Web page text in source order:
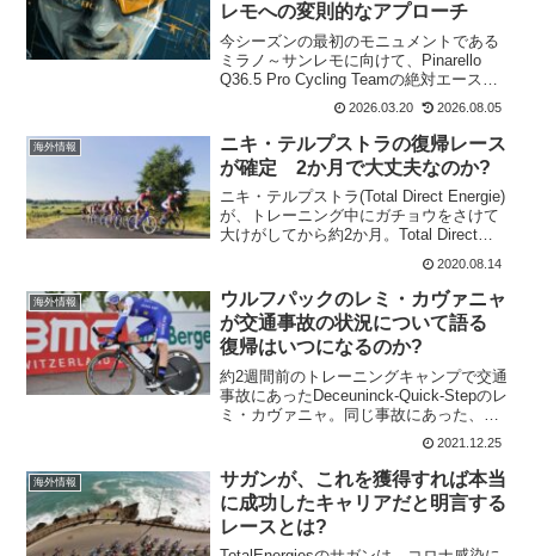
レモへの変則的なアプローチ
今シーズンの最初のモニュメントである
ミラノ～サンレモに向けて、Pinarello
Q36.5 Pro Cycling Teamの絶対エースと
して臨むトム・ピドコック。トム・ピド
コックは、パリ～ニースやティレーノ～
アドリアティコを経由するとい...
2026.03.20 2026.08.05
海外情報
ニキ・テルプストラの復帰レース
が確定 2か月で大丈夫なのか?
ニキ・テルプストラ(Total Direct Energie)
が、トレーニング中にガチョウをさけて
大けがしてから約2か月。Total Direct
Energieのエースであるニキ・テルプスト
ラは、ベルギーのツール・ド・ワロニー
でレースに復...
2020.08.14
海外情報
ウルフパックのレミ・カヴァニャ
が交通事故の状況について語る
復帰はいつになるのか?
約2週間前のトレーニングキャンプで交通
事故にあったDeceuninck-Quick-Stepのレ
ミ・カヴァニャ。同じ事故にあった、マ
ウリ・ファンセヴェナントは軽症だった
けど、レミ・カヴァニャはL1椎骨の骨折
で手術によりネジが何本か入っている...
2021.12.25
海外情報
サガンが、これを獲得すれば本当
に成功したキャリアだと明言する
レースとは?